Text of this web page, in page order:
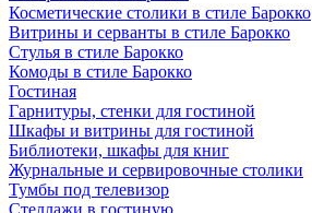
Косметические столики в стиле Барокко
Витрины и серванты в стиле Барокко
Стулья в стиле Барокко
Комоды в стиле Барокко
Гостиная
Гарнитуры, стенки для гостиной
Шкафы и витрины для гостиной
Библиотеки, шкафы для книг
Журнальные и сервировочные столики
Тумбы под телевизор
Стеллажи в гостиную